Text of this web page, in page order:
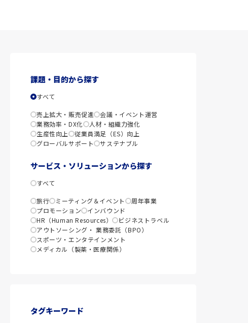
課題・目的から探す
すべて
売上拡大・販売促進
会議・イベント運営
業務効率・DX化
人材・組織力強化
生産性向上
従業員満足（ES）向上
グローバルサポート
サステナブル
サービス・ソリューションから探す
すべて
旅行 ミーティング＆イベント
周年事業
プロモーション
インバウンド
HR（Human Resources）
ビジネストラベル
アウトソーシング・ 業務委託（BPO）
スポーツ・エンタテインメント
メディカル（製薬・医療関係）
タグキーワード